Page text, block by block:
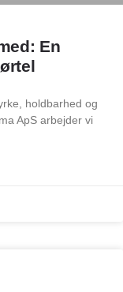
En
holdbarhed og
ApS arbejder vi